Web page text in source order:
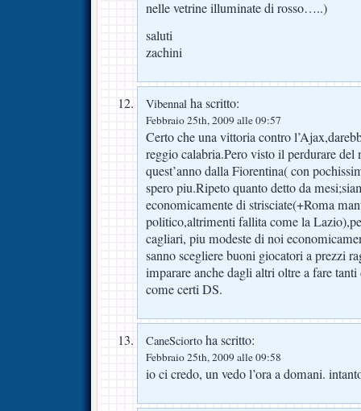
nelle vetrine illuminate di rosso…..)
saluti
zachini
Vibennal ha scritto:
Febbraio 25th, 2009 alle 09:57
Certo che una vittoria contro
reggio calabria.Pero visto il perdurare del
quest’anno dalla Fiorentina( con
spero piu.Ripeto quanto detto da
economicamente di strisciate(+Roma
politico,altrimenti fallita come la
cagliari, piu modeste di noi
sanno scegliere buoni giocatori a prezzi
imparare anche dagli altri oltre a fare
come certi DS.
CaneSciorto ha scritto:
Febbraio 25th, 2009 alle 09:58
io ci credo, un vedo l’ora a domani.